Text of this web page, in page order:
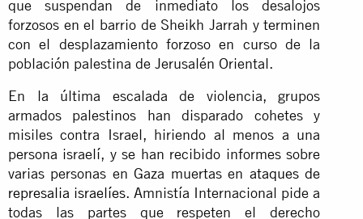
que suspendan de inmediato los desalojos
forzosos en el barrio de Sheikh Jarrah y terminen
con el desplazamiento forzoso en curso de la
población palestina de Jerusalén Oriental.
En la última escalada de violencia, grupos
armados palestinos han disparado cohetes y
misiles contra Israel, hiriendo al menos a una
persona israelí, y se han recibido informes sobre
varias personas en Gaza muertas en ataques de
represalia israelíes. Amnistía Internacional pide a
todas las partes que respeten el derecho